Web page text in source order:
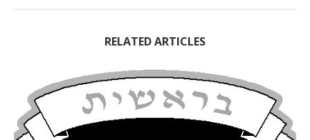
RELATED ARTICLES